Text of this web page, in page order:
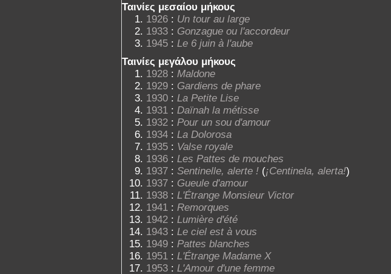
Ταινίες μεσαίου μήκους
1926: Un tour au large
1933: Gonzague ou l'accordeur
1945: Le 6 juin à l'aube
Ταινίες μεγάλου μήκους
1928: Maldone
1929: Gardiens de phare
1930: La Petite Lise
1931 : Daïnah la métisse
1932: Pour un sou d'amour
1934: La Dolorosa
1935: Valse royale
1936: Les Pattes de mouches
1937: Sentinelle, alerte !(¡Centinela, alerta!)
1937: Gueule d'amour
1938: L'Étrange Monsieur Victor
1941 : Remorques
1942: Lumière d'été
1943: Le ciel est à vous
1949: Pattes blanches
1951 : L'Étrange Madame X
1953: L'Amour d'une femme